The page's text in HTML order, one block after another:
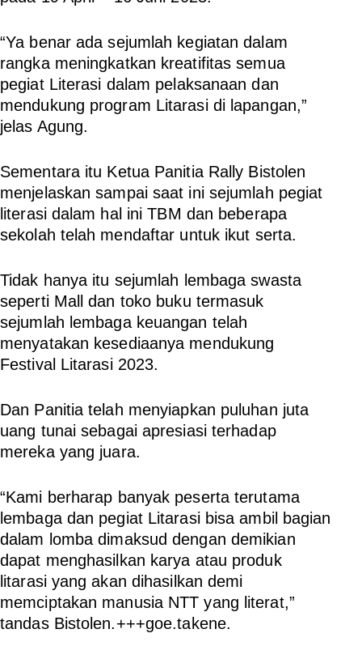
“Ya benar ada sejumlah kegiatan dalam
rangka meningkatkan kreatifitas semua
pegiat Literasi dalam pelaksanaan dan
mendukung program Litarasi di lapangan,”
jelas Agung.
Sementara itu Ketua Panitia Rally Bistolen
menjelaskan sampai saat ini sejumlah pegiat
literasi dalam hal ini TBM dan beberapa
sekolah telah mendaftar untuk ikut serta.
Tidak hanya itu sejumlah lembaga swasta
seperti Mall dan toko buku termasuk
sejumlah lembaga keuangan telah
menyatakan kesediaanya mendukung
Festival Litarasi 2023.
Dan Panitia telah menyiapkan puluhan juta
uang tunai sebagai apresiasi terhadap
mereka yang juara.
“Kami berharap banyak peserta terutama
lembaga dan pegiat Litarasi bisa ambil bagian
dalam lomba dimaksud dengan demikian
dapat menghasilkan karya atau produk
litarasi yang akan dihasilkan demi
memciptakan manusia NTT yang literat,”
tandas Bistolen.+++goe.takene.